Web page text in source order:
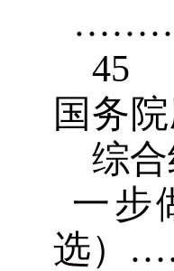
45
国务
综
一步
选）